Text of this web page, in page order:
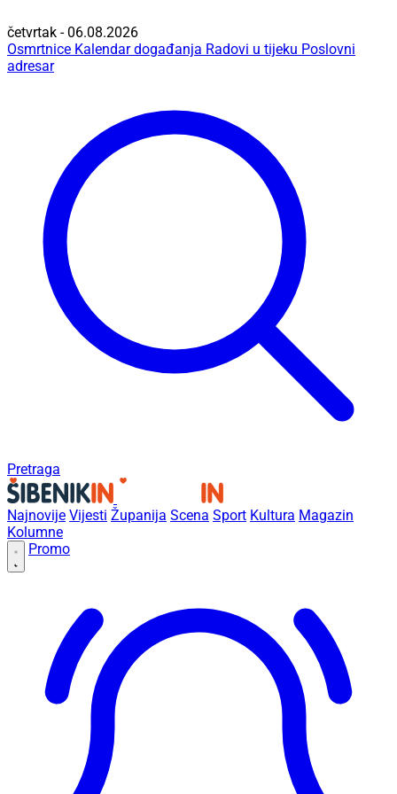
četvrtak - 06.08.2026
Osmrtnice Kalendar događanja Radovi u tijeku Poslovni
adresar
Pretraga
Najnovije Vijesti Županija Scena Sport Kultura Magazin
Kolumne
Promo